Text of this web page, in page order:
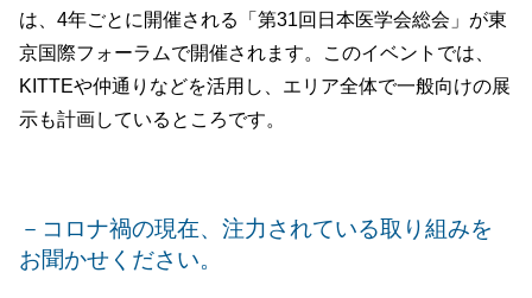
は、4年ごとに開催される「第31回日本医学会総会」が東
京国際フォーラムで開催されます。このイベントでは、
KITTEや仲通りなどを活用し、エリア全体で一般向けの展
示も計画しているところです。
－コロナ禍の現在、注力されている取り組みを
お聞かせください。